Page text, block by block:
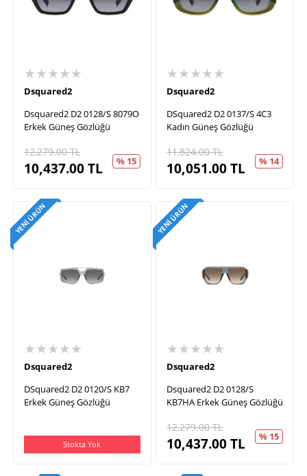
★★★★★
Dsquared2
Dsquared2 D2 0128/S 8079O
Erkek Güneş Gözlüğü
12,279.00TL
10,437.00TL % 15
★★★★★
Dsquared2
DSquared2 D2 0137/S 4C3
Kadın Güneş Gözlüğü
11,824.00TL
10,051.00TL % 14
YENI ÜRÜN
★★★★★
Dsquared2
DSquared2 D2 0120/S KB7
Erkek Güneş Gözlüğü
Stokta Yok
YENI ÜRÜN
★★★★★
Dsquared2
Dsquared2 D2 0128/S
KB7HA Erkek Güneş Gözlüğü
12,279.00TL
10,437.00TL % 15